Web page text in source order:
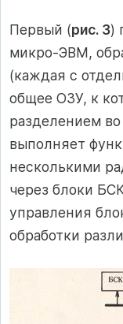
Первый (рис. 3)
микро-ЭВМ,
(каждая с
общее ОЗУ, к
разделением
выполняет
несколькими
через блоки
управления
обработки